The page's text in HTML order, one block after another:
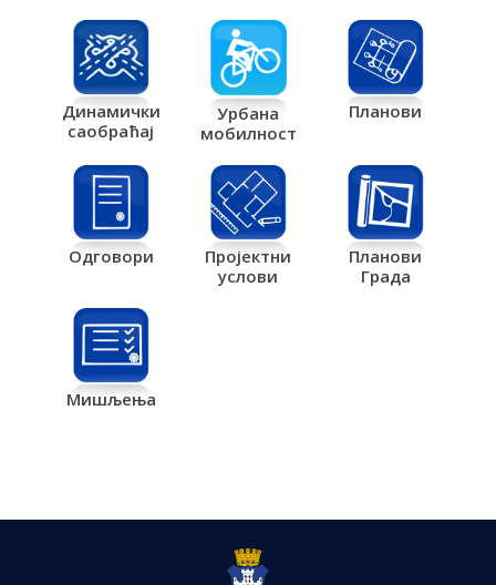
Динамички
саобраћај
Урбана
мобилност
Планови
Одговори
Пројектни
услови
Планови
Града
Мишљења